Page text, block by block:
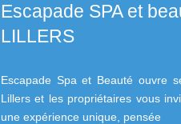
Escapade SPA et
LILLERS
Escapade Spa et Beauté ouvre
Lillers et les propriétaires vous
une expérience unique, pensée